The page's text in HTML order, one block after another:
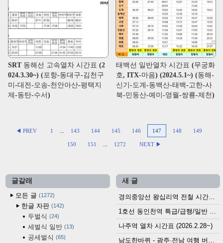
SRT 동해선 고속열차 시간표 (2
024.3.30~) (포항-동대구-김천구
미-대전-오송-천안아산-평택지
제-동탄-수서)
태백선 일반열차 시간표 (무궁화
호, ITX-마음) (2024.5.1~) (동해-
신기-도계-동백산-태백-고한-사
북-민둥산-예미-영월-쌍룡-제천)
◀ PREV 1 143 144 145 146 147 148 149
150 151 1272 NEXT ▶
글갈래
모든 글
1272
한글 자판 142
두벌식 24
세벌식 일반 13
공세벌식 65
새 글
경의중앙선 왕십리역 전철 시간표 (2026.4.20~)
나주역 열차 시간표 (2026.2.28~)